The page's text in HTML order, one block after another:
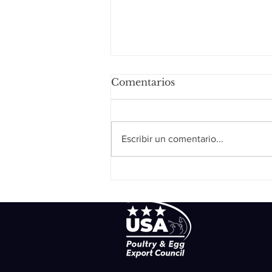
Cumbre de la Industria
Alimentaria TIF 2025
Comentarios
Escribir un comentario...